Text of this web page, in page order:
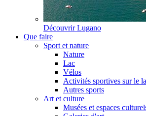
Découvrir Lugano
Que faire
Sport et nature
Nature
Lac
Vélos
Activités sportives sur le
Autres sports
Art et culture
Musées et espaces